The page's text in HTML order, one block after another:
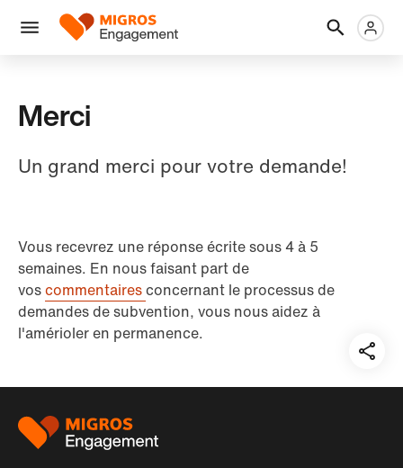
liens
tête
Menu
Logo
Merci
Un grand merci pour votre demande!
Vous recevrez une réponse écrite sous 4 à 5
semaines. En nous faisant part de
voscommentairesconcernant le processus de
demandes de subvention, vous nous aidez à
l'amérioler en permanence.
auf:
Pied
page